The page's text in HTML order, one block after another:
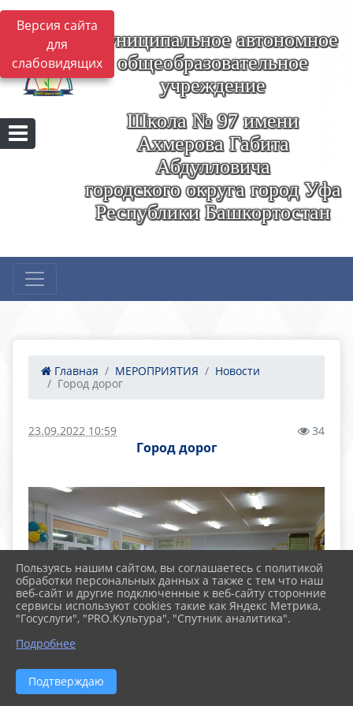
Версия сайта
для
слабовидящих
Муниципальное автономное
общеобразовательное
учреждение
Школа № 97 имени
Ахмерова Габита
Абдулловича
городского округа город Уфа
Республики Башкортостан
Главная МЕРОПРИЯТИЯ
Новости
Город дорог
23.09.2022 10:59 34
Город дорог
Пользуясь нашим сайтом, вы соглашаетесь с политикой
обработки персональных данных а также с тем что наш
веб-сайт и другие подключенные к веб-сайту сторонние
сервисы используют cookies такие как Яндекс Метрика,
"Госуслуги", "PRO.Культура", "Спутник аналитика".
Подробнее
Подтверждаю